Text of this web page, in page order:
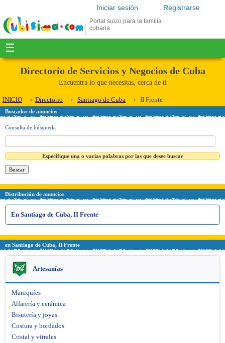
Registrarse
Iniciar sesión
Portal suizo para la familia
cubana
☰
Directorio de Servicios y Negocios de Cuba
Encuentra lo que necesitas, cerca de ti
INICIO Directorio Santiago de Cuba II Frente
Buscador de anuncios
Consulta de búsqueda
Especifique una o varias palabras por las que desee buscar
Distribución de anuncios
En Santiago de Cuba, II Frente
en Santiago de Cuba, II Frente
Artesanías
Maniquíes
Alfarería y cerámica
Bisutería y joyas
Costura y bordados
Cristal y vitrales